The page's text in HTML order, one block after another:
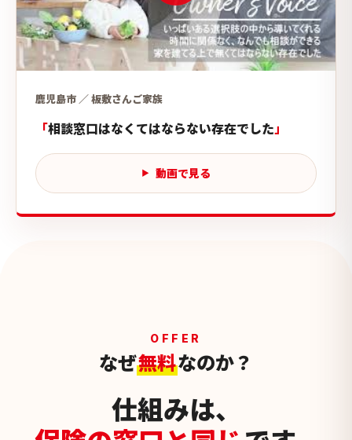
鹿児島市 ／ 板敷さんご家族
相談窓口はなくてはならない存在でした
動画で見る
OFFER
なぜ無料なのか？
仕組みは、